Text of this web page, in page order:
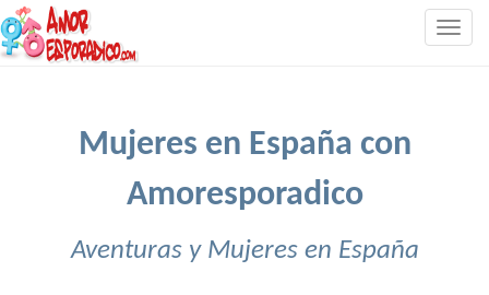
Mujeres en España con
Amoresporadico
Aventuras y Mujeres en España